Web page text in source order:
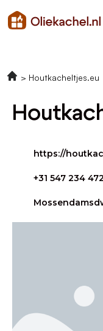
Houtkacheltjes.eu
https://
+31 547 234 472